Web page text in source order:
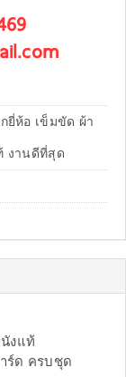
ยี่ห้อ เข็มขัด ผ้า
งานดีที่สุด
งแท้
ร์ด ครบชุด